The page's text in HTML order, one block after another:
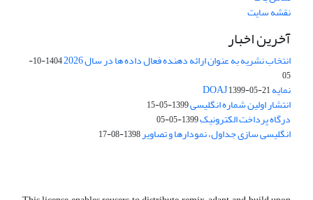
نقشه سایت
آخرین اخبار
انتخاب نشریه به عنوان ارائه دهنده فعال داده ها در سال 2026
1404-10-
05
نمایه DOAJ1399-05-21
انتشار اولین شماره انگلیسی1399-05-15
درگاه پرداخت الکترونیک1399-05-05
انگلیسی سازی جداول، نمودارها و تصاویر1398-08-17